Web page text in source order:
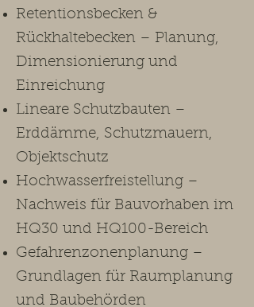
Retentionsbecken &
Rückhaltebecken – Planung,
Dimensionierung und
Einreichung
Lineare Schutzbauten –
Erddämme, Schutzmauern,
Objektschutz
Hochwasserfreistellung –
Nachweis für Bauvorhaben im
HQ30 und HQ100-Bereich
Gefahrenzonenplanung –
Grundlagen für Raumplanung
und Baubehörden